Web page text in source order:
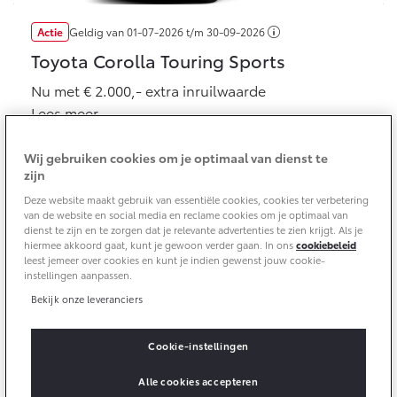
Yaris Cross
Vanaf € 31.895,-
Urban Cruiser
Corolla Hatchback
HYBRIDE
Corolla Touring Sports
HYBRIDE
Vanaf € 35.495,-
Werkplaatsafspraak
Onderhoud op Maat
APK
Airco check
Hybride Zekerheid Controle
Toyota handleidingen
Toyota Service Informatie (SIL)
Schade & Garantie
Toyota Pechhulp
Schade & Glasherstel
10 jaar Toyota garantie
Private Lease
Wat is Private Lease?
Private Lease voor ZZP
Financieren
Toyota Betaalplan
Zakelijk
Zakelijk
Toyota voor de zaak
Leaserijder
ZZP
Wagenparkbeheer
Contact zakelijke markt
Werkplaatsafspraak maken
Contact en Route
Schade melden
Plan een proefrit
Actie Geldig van01-07-2026t/m 30-09-2026
Toyota Corolla Touring Sports
Nu met € 2.000,- extra inruilwaarde
Lees meer
Actie Geldig van01-07-2026
Toyota Private Lease bZ4X Touring
Wij gebruiken cookies om je optimaal van dienst te
zijn
Deze website maakt gebruik van essentiële cookies, cookies ter verbetering
van de website en social media en reclame cookies om je optimaal van
dienst te zijn en te zorgen dat je relevante advertenties te zien krijgt. Als je
hiermee akkoord gaat, kunt je gewoon verder gaan. In onscookiebeleid
leest jemeer over cookies en kunt je indien gewenst jouw cookie-
instellingen aanpassen.
Bekijk onze leveranciers
Cookie-instellingen
Alle cookies accepteren